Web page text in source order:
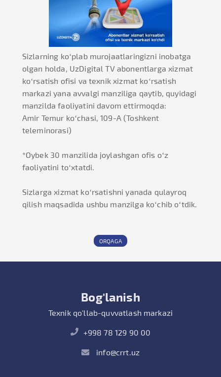
Sizlarning ko‘plab murojaatlaringizni inobatga
olgan holda, UzDigital TV abonentlarga xizmat
ko‘rsatish ofisi va texnik xizmat ko‘rsatish
markazi yana avvalgi manziliga qaytib, quyidagi
manzilda faoliyatini davom ettirmoqda:
Amir Temur ko‘chasi, 109-A (Toshkent
teleminorasi)
*Oybek 30 manzilida joylashgan ofis o‘z
faoliyatini to‘xtatdi.
Sizlarga xizmat ko‘rsatishni yanada qulayroq
qilish maqsadida ushbu manzilga ko‘chib o‘tdik.
ORQAGA
Bog'lanish
Texnik qo'llab-quvvatlash markazi
+998 78 129 90 00
info@crrt.uz